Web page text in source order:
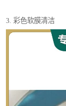
3. 彩色软膜清洁